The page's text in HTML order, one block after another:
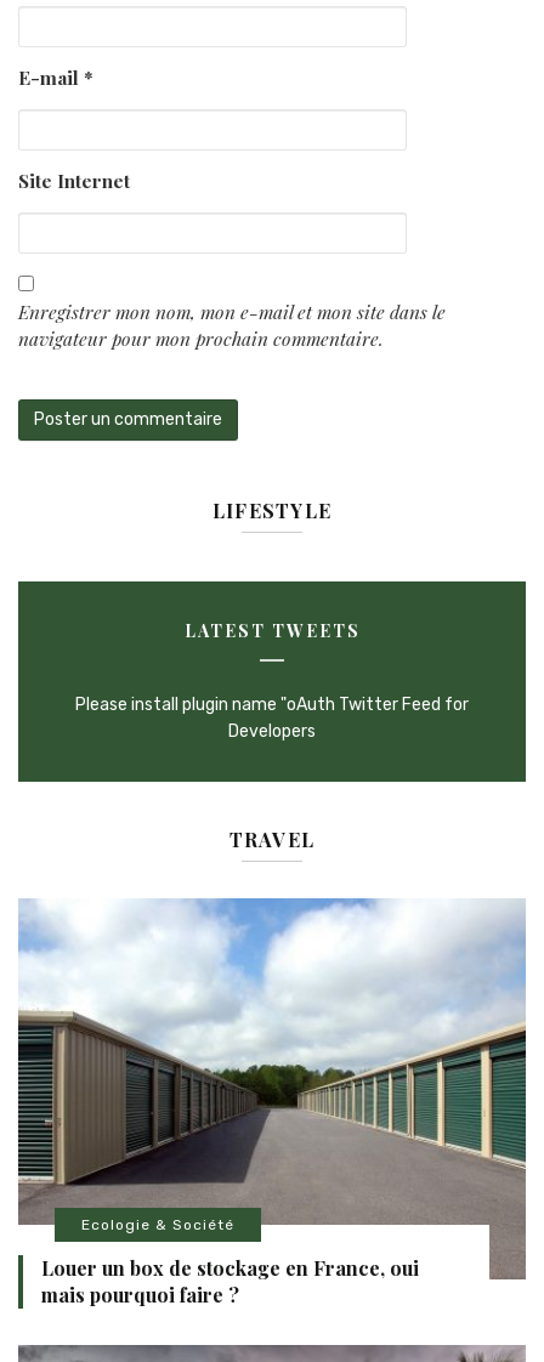
E-mail *
Site Internet
Enregistrer mon nom, mon e-mail et mon site dans le
navigateur pour mon prochain commentaire.
LIFESTYLE
LATEST TWEETS
Please install plugin name "oAuth Twitter Feed for
Developers
TRAVEL
Ecologie & Société
Louer un box de stockage en France, oui
mais pourquoi faire ?